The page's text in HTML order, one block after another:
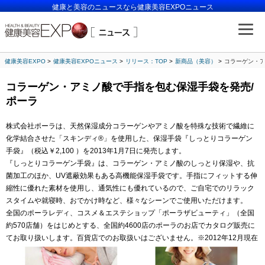
健康と美容のニュースなら健康美容EXPOニュース
健康美容EXPO 健康美容EXPOニュース リリース：TOP 新商品（美容） コラーゲン・
コラーゲン・アミノ酸で手指を包む保湿手袋を発売/
ポーラ
株式会社ポーラは、天然保湿成分コラーゲンやアミノ酸を特殊な技術で繊維に
化学結合させた「スキンディ®」を使用した、保湿手袋『しっとりコラーゲン
手袋』（税込￥2,100 ）を2013年1月7日に発売します。
『しっとりコラーゲン手袋』は、コラーゲン・アミノ酸のしっとり保湿や、抗
菌加工のほか、UV遮蔽効果もある高機能保湿手袋です。手指にフィットする伸
縮性に優れた素材を使用し、通気性にも優れているので、ご自宅でのリラック
スタイムや就寝時、おでかけ時など、様々なシーンでご使用いただけます。
全国のポーラレディ、コスメ＆エステショップ「ポーラザビューティ」（全国
約570店舗）をはじめとする、全国約4600店のポーラのお店でカタログ販売に
てお取り扱いします。百貨店でのお取扱いはございません。※2012年12月現在